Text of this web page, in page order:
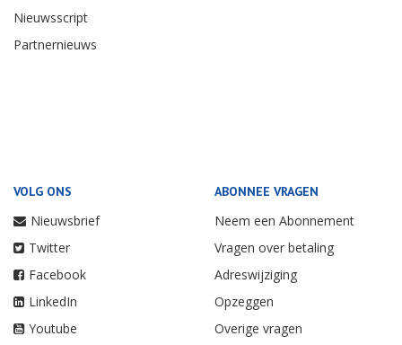
Nieuwsscript
Partnernieuws
VOLG ONS
Nieuwsbrief
Twitter
Facebook
LinkedIn
Youtube
ABONNEE VRAGEN
Neem een Abonnement
Vragen over betaling
Adreswijziging
Opzeggen
Overige vragen